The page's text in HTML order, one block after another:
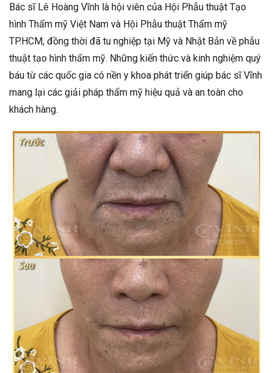
Bác sĩ Lê Hoàng Vĩnh là hội viên của Hội Phẫu thuật Tạo
hình Thẩm mỹ Việt Nam và Hội Phẫu thuật Thẩm mỹ
TP.HCM, đồng thời đã tu nghiệp tại Mỹ và Nhật Bản về phẫu
thuật tạo hình thẩm mỹ. Những kiến thức và kinh nghiệm quý
báu từ các quốc gia có nền y khoa phát triển giúp bác sĩ Vĩnh
mang lại các giải pháp thẩm mỹ hiệu quả và an toàn cho
khách hàng.